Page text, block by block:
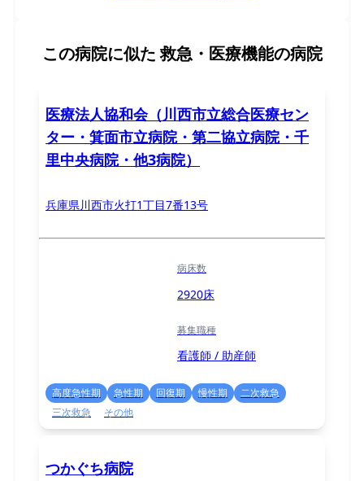
この病院に似た 救急・医療機能の病院
医療法人協和会（川西市立総合医療セン
ター・箕面市立病院・第二協立病院・千
里中央病院・他3病院）
兵庫県川西市火打1丁目7番13号
病床数
2920床
募集職種
看護師 / 助産師
高度急性期 急性期 回復期 慢性期
二次救急
三次救急
その他
つかぐち病院